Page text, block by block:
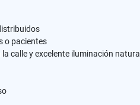
o pacientes
calle y excelente iluminación natural